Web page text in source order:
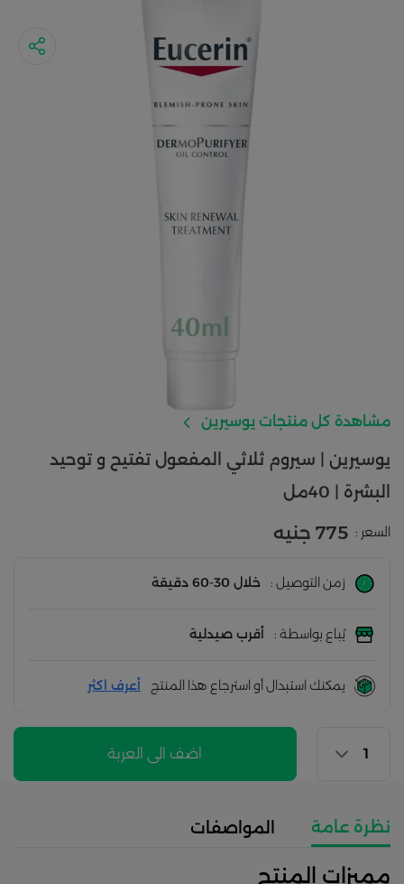
مشاهدة كل منتجات يوسيرين
يوسيرين | سيروم ثلاثي المفعول تفتيح و توحيد
البشرة | 40مل
السعر : 775 جنيه
زمن التوصيل : خلال 30-60 دقيقة
يُباع بواسطة : أقرب صيدلية
يمكنك استبدال أو استرجاع هذا المنتج أعرف اكثر
اضف الى العربة
نظرة عامة المواصفات
مميزات المنتج